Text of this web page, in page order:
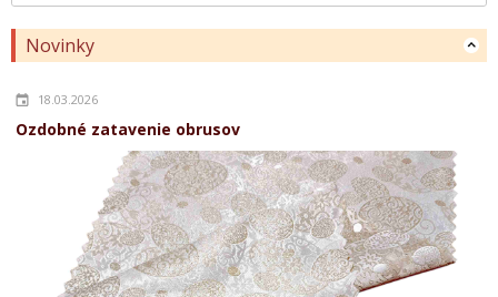
Novinky
18.03.2026
Ozdobné zatavenie obrusov